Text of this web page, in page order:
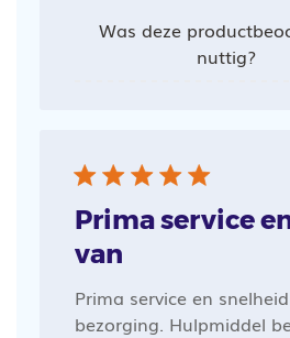
Was deze
nuttig?
Prima service
van
Prima service en
bezorging. Hulpmiddel